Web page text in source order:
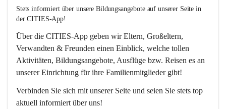
Stets informiert über unsere Bildungsangebote auf unserer Seite in
der CITIES-App!
Über die CITIES-App geben wir Eltern, Großeltern,
Verwandten & Freunden einen Einblick, welche tollen
Aktivitäten, Bildungsangebote, Ausflüge bzw. Reisen es an
unserer Einrichtung für ihre Familienmitglieder gibt!
Verbinden Sie sich mit unserer Seite und seien Sie stets top
aktuell informiert über uns!